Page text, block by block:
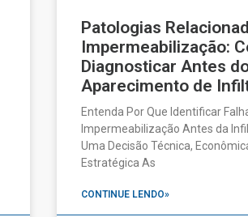
Patologias
Impermeabilização:
Diagnosticar Antes
Aparecimento de
Entenda Por Que Identificar
Impermeabilização Antes da
Uma Decisão Técnica,
Estratégica As
CONTINUE LENDO»